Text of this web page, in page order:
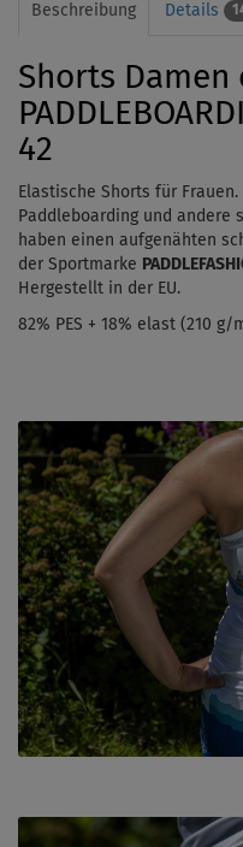
Beschreibung Details
Shorts Damen
42
Elastische Shorts für
Paddleboarding und andere
haben einen aufgenähten
der Sportmarke
Hergestellt in der EU.
82% PES + 18% elast (210 g/